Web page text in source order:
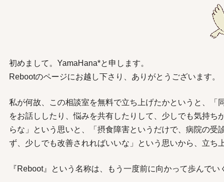
初めまして。YamaHana*と申します。
Rebootのページにお越し下さり、ありがとうございます。
私が何故、この相談室を無料で立ち上げたかというと、
をお話ししたり、悩みを共有したりして、少しでも気持
らな」という思いと、「摂食障害というだけで、病院の
ず、少しでも改善されればいいな」という思いから、立ち
『Reboot』という名称は、もう一度前に向かって歩んで